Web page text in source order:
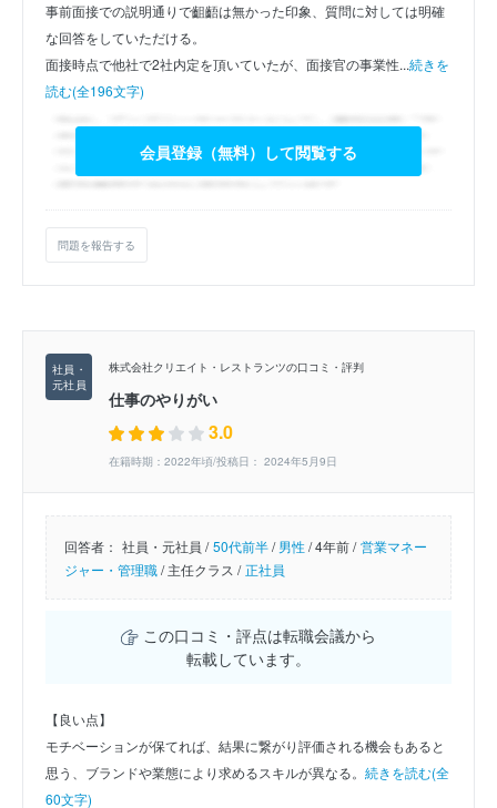
事前面接での説明通りで齟齬は無かった印象、質問に対しては明確
な回答をしていただける。
面接時点で他社で2社内定を頂いていたが、面接官の事業性...続きを
読む(全196文字)
会員登録（無料）して閲覧する
問題を報告する
株式会社クリエイト・レストランツの口コミ・評判
仕事のやりがい
3.0
在籍時期：2022年頃/投稿日： 2024年5月9日
回答者： 社員・元社員 / 50代前半/男性/4年前 / 営業マネー
ジャー・管理職/主任クラス / 正社員
この口コミ・評点は転職会議から
転載しています。
【良い点】
モチベーションが保てれば、結果に繋がり評価される機会もあると
思う、ブランドや業態により求めるスキルが異なる。 続きを読む(全
60文字)